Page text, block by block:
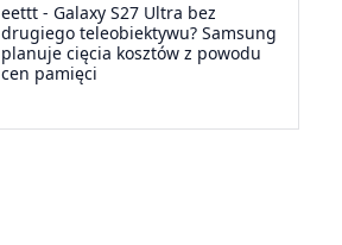
eettt - Galaxy S27 Ultra bez
drugiego teleobiektywu? Samsung
planuje cięcia kosztów z powodu
cen pamięci